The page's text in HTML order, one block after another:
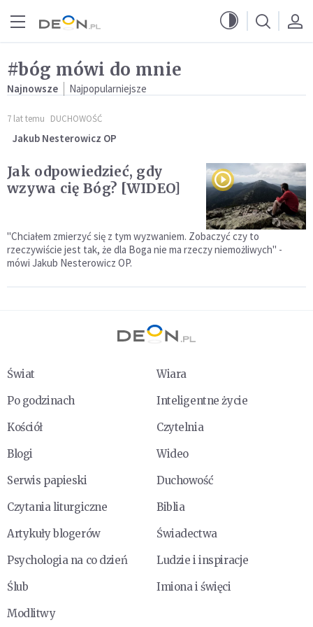
#bóg mówi do mnie
Najnowsze Najpopularniejsze
7 lat temu DUCHOWOŚĆ
Jakub Nesterowicz OP
Jak odpowiedzieć, gdy
wzywa cię Bóg? [WIDEO]
"Chciałem zmierzyć się z tym wyzwaniem. Zobaczyć czy to
rzeczywiście jest tak, że dla Boga nie ma rzeczy niemożliwych" -
mówi Jakub Nesterowicz OP.
Świat
Wiara
Po godzinach
Inteligentne życie
Kościół
Czytelnia
Blogi
Wideo
Serwis papieski
Duchowość
Czytania liturgiczne
Biblia
Artykuły blogerów
Świadectwa
Psychologia na co dzień
Ludzie i inspiracje
Ślub
Imiona i święci
Modlitwy